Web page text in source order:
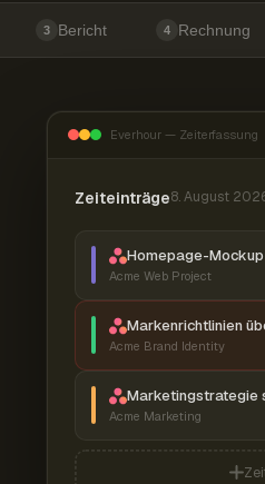
3 Bericht 4 Rechnung
Everhour — Zeiterfassung
Zeiteinträge8. August
Homepage-
Acme Web Project
Markenrichtlinien
Acme Brand Identity
Marketingstrategie
Acme Marketing